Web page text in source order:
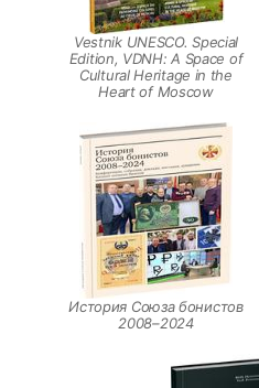
Vestnik UNESCO. Special
Edition, VDNH: A Space of
Cultural Heritage in the
Heart of Moscow
История Союза бонистов
2008–2024